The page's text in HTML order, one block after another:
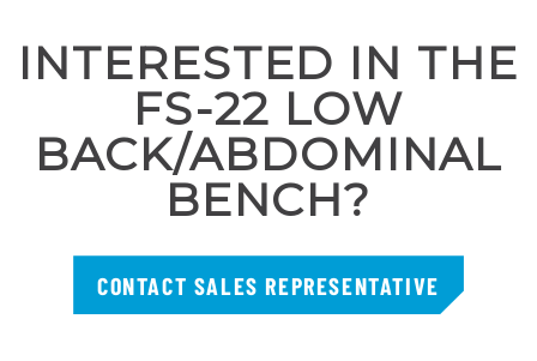
INTERESTED IN THE
FS-22 LOW
BACK/ABDOMINAL
BENCH?
CONTACT SALES REPRESENTATIVE